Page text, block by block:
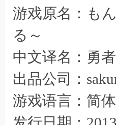
游戏原名：も
る～
中文译名：勇
出品公司：
游戏语言：简